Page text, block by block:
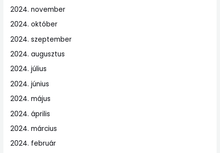
2024. november
2024. október
2024. szeptember
2024. augusztus
2024. július
2024. június
2024. május
2024. április
2024. március
2024. február